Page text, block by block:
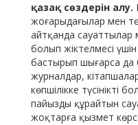
қазақ сөздерін алу.
жоғарыдағылар мен
айтқанда сауаттылар
болып жіктелмесі
бастырып шығарса да
журналдар,
көпшілікке түсінікті
пайызды құрайтын
жоқтарға қызмет